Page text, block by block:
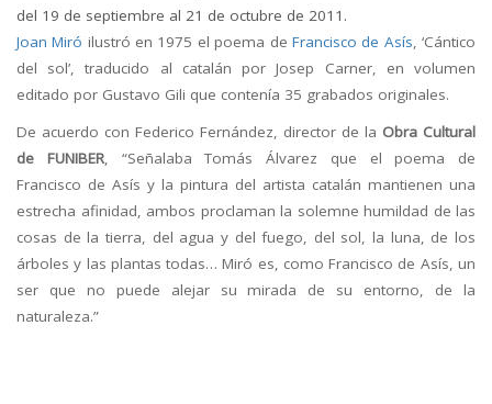
del 19 de septiembre al 21 de octubre de 2011.
Joan Miró ilustró en 1975 el poema de Francisco de Asís, ‘Cántico
del sol’, traducido al catalán por Josep Carner, en volumen
editado por Gustavo Gili que contenía 35 grabados originales.
De acuerdo con Federico Fernández, director de la Obra Cultural
de FUNIBER, “Señalaba Tomás Álvarez que el poema de
Francisco de Asís y la pintura del artista catalán mantienen una
estrecha afinidad, ambos proclaman la solemne humildad de las
cosas de la tierra, del agua y del fuego, del sol, la luna, de los
árboles y las plantas todas… Miró es, como Francisco de Asís, un
ser que no puede alejar su mirada de su entorno, de la
naturaleza.”